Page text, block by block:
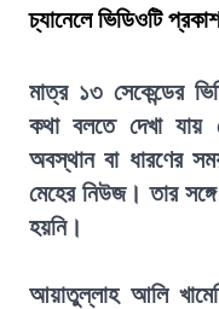
চ্যানেলে ভিডিওটি
মাত্র ১৩ সেকেন্ডের
কথা বলতে দেখা যায়
অবস্থান বা ধারণের
মেহের নিউজ। তার
হয়নি।
আয়াতুল্লাহ আলি